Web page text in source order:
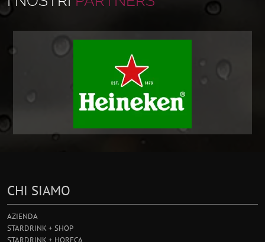
CHI SIAMO
AZIENDA
STARDRINK + SHOP
STARDRINK + HORECA